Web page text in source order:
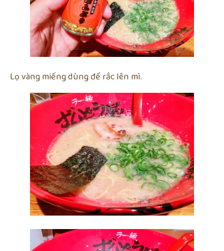
Lọ vàng miếng dùng để rắc lên mì.